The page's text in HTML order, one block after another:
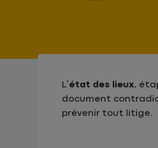
L’état des lieux,
document
prévenir tout litige.